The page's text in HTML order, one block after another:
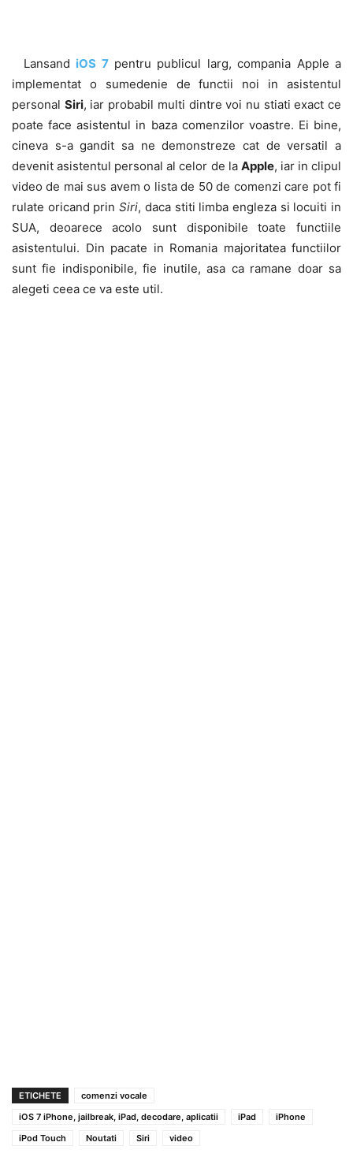
Lansand iOS 7pentru publicul larg, compania Apple a
implementat o sumedenie de functii noi in asistentul
personal Siri, iar probabil multi dintre voi nu stiati exact ce
poate face asistentul in baza comenzilor voastre. Ei bine,
cineva s-a gandit sa ne demonstreze cat de versatil a
devenit asistentul personal al celor de la Apple, iar in clipul
video de mai sus avem o lista de 50 de comenzi care pot fi
rulate oricand prinSiri, daca stiti limba engleza si locuiti in
SUA, deoarece acolo sunt disponibile toate functiile
asistentului. Din pacate in Romania majoritatea functiilor
sunt fie indisponibile, fie inutile, asa ca ramane doar sa
alegeti ceea ce va este util.
ETICHETE
comenzi vocale
iOS 7 iPhone, jailbreak, iPad, decodare, aplicatii
iPad
iPhone
iPod Touch
Noutati Siri video